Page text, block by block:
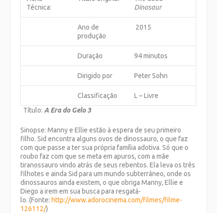
Técnica:
Dinosaur
Ano de
produção
2015
Duração 94 minutos
Dirigido por Peter Sohn
Classificação
L – Livre
Título:A Era do Gelo 3
Sinopse: Manny e Ellie estão à espera de seu primeiro
filho. Sid encontra alguns ovos de dinossauro, o que faz
com que passe a ter sua própria família adotiva. Só que o
roubo faz com que se meta em apuros, com a mãe
tiranossauro vindo atrás de seus rebentos. Ela leva os três
filhotes e ainda Sid para um mundo subterrâneo, onde os
dinossauros ainda existem, o que obriga Manny, Ellie e
Diego a irem em sua busca para resgatá-
lo. (Fonte: http://www.adorocinema.com/filmes/filme-
126112/)